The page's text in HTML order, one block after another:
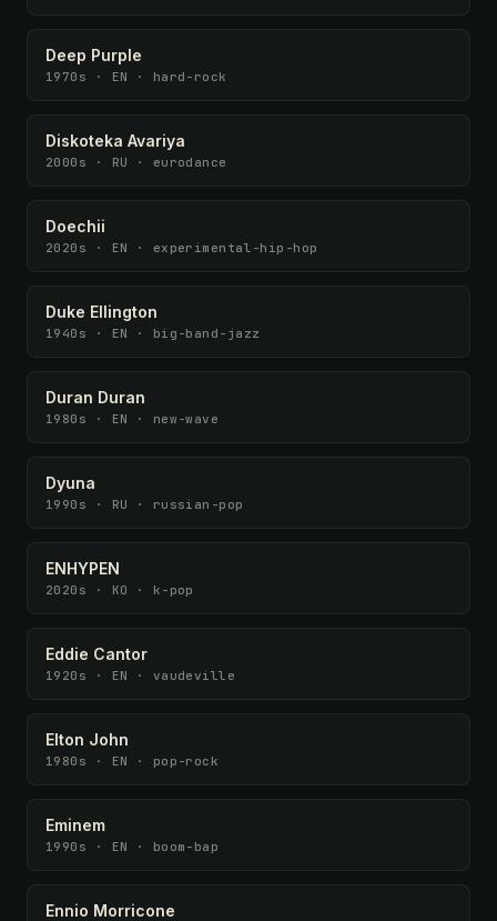
Deep Purple
1970s · EN · hard-rock
Diskoteka Avariya
2000s · RU · eurodance
Doechii
2020s · EN · experimental-hip-hop
Duke Ellington
1940s · EN · big-band-jazz
Duran Duran
1980s · EN · new-wave
Dyuna
1990s · RU · russian-pop
ENHYPEN
2020s · KO · k-pop
Eddie Cantor
1920s · EN · vaudeville
Elton John
1980s · EN · pop-rock
Eminem
1990s · EN · boom-bap
Ennio Morricone